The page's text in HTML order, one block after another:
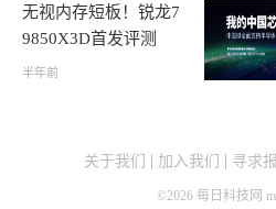
无视内存短板！锐龙7
9850X3D首发评测
半年前
关于我们 加入我们 寻求
©2026 每日科技网